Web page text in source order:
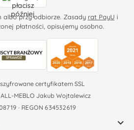
albo przy odbiorze. Zasady rat PayU i
płatności, opisujemy osobno.
szyfrowane certyfikatem SSL
MEBLO Jakub Wojtalewicz
· REGON 634532619
